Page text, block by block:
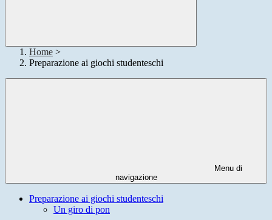
Home >
Preparazione ai giochi studenteschi
Menu di
navigazione
Preparazione ai giochi studenteschi
Un giro di pon